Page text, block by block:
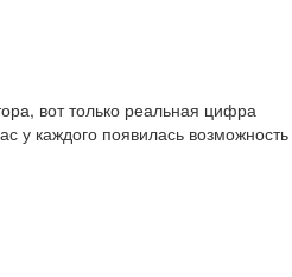
вот только реальная цифра
у каждого появилась возможность